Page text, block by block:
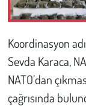
Koordinasyon
Sevda Karaca,
NATO’dan
çağrısında